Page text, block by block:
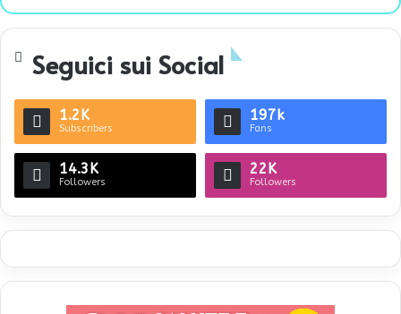
Seguici sui Social
1.2K
Subscribers
197k
Fans
14.3K
Followers
22K
Followers